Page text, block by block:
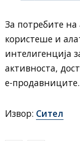
За потребите
користеше и
интелигенција
активноста,
е-продавниците.
Извор: Сител